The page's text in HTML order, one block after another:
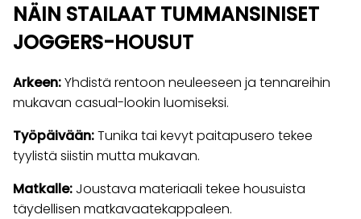
NÄIN STAILAAT TUMMANSINISET
JOGGERS-HOUSUT
Arkeen:Yhdistä rentoon neuleeseen ja tennareihin
mukavan casual-lookin luomiseksi.
Työpäivään:Tunika tai kevyt paitapusero tekee
tyylistä siistin mutta mukavan.
Matkalle: Joustava materiaali tekee housuista
täydellisen matkavaatekappaleen.